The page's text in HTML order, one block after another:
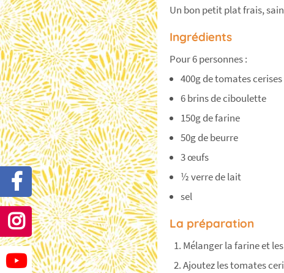
Un bon petit plat frais,
Ingrédients
Pour 6 personnes :
400g de tomates cerises
6 brins de ciboulette
150g de farine
50g de beurre
3 œufs
½ verre de lait
sel
La préparation
Mélanger la farine et
Ajoutez les tomates